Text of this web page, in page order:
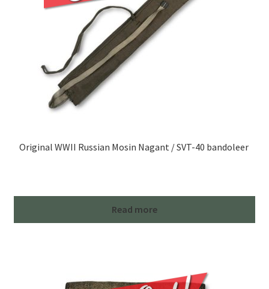
Original WWII Russian Mosin Nagant / SVT-40 bandoleer
Read more